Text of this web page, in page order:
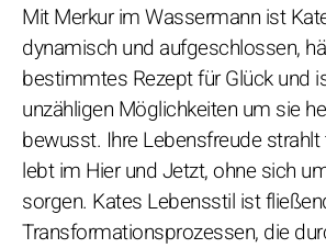
Mit Merkur im Wassermann ist
dynamisch und aufgeschlossen,
bestimmtes Rezept für Glück und
unzähligen Möglichkeiten um sie
bewusst. Ihre Lebensfreude
lebt im Hier und Jetzt, ohne sich
sorgen. Kates Lebensstil ist
Transformationsprozessen, die